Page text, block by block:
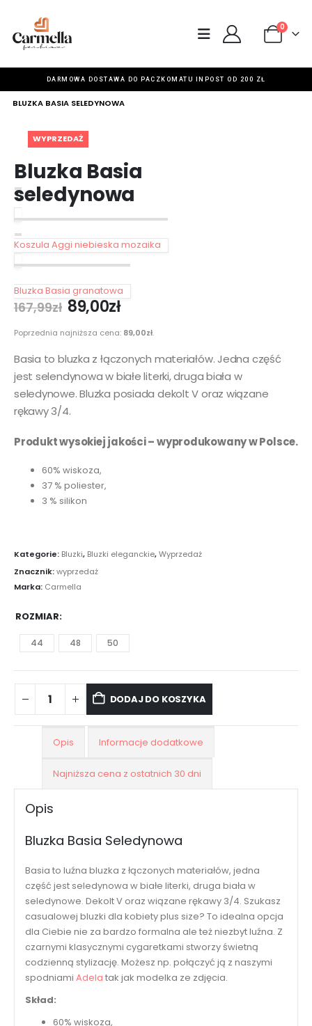
DARMOWA DOSTAWA DO PACZKOMATU INPOST OD 200 ZŁ
0
BLUZKA BASIA SELEDYNOWA
WYPRZEDAŻ
Bluzka Basia
seledynowa
Koszula Aggi niebieska mozaika
Bluzka Basia granatowa
167,99zł 89,00zł
Poprzednia najniższa cena: 89,00zł.
Basia to bluzka z łączonych materiałów. Jedna część
jest selendynowa w białe literki, druga biała w
seledynowe. Bluzka posiada dekolt V oraz wiązane
rękawy 3/4.
Produkt wysokiej jakości – wyprodukowany w Polsce.
60% wiskoza,
37 % poliester,
3 % silikon
Kategorie: Bluzki, Bluzki eleganckie,Wyprzedaż
Znacznik:wyprzedaż
Marka: Carmella
ROZMIAR
44 48 50
DODAJ DO KOSZYKA
Opis Informacje dodatkowe
Najniższa cena z ostatnich 30 dni
Opis
Bluzka Basia Seledynowa
Basia to luźna bluzka z łączonych materiałów, jedna
część jest seledynowa w białe literki, druga biała w
seledynowe. Dekolt V oraz wiązane rękawy 3/4. Szukasz
casualowej bluzki dla kobiety plus size? To idealna opcja
dla Ciebie nie za bardzo formalna ale też niezbyt luźna. Z
czarnymi klasycznymi cygaretkami stworzy świetną
codzienną stylizację. Możesz np. połączyć ją z naszymi
spodniami Adela tak jak modelka ze zdjęcia.
Skład:
60% wiskoza,